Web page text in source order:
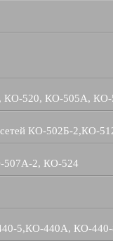
КО-520, КО-505А, КО-
сетей КО-502Б-2,КО-
507А-2, КО-524
5,КО-440А, КО-